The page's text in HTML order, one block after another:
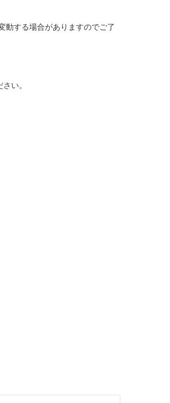
動する場合がありますのでご了
さい。